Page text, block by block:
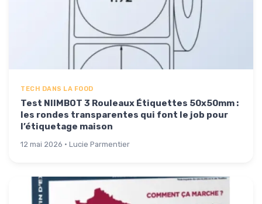
TECH DANS LA FOOD
Test NIIMBOT 3 Rouleaux Étiquettes 50x50mm :
les rondes transparentes qui font le job pour
l’étiquetage maison
12 mai 2026 · Lucie Parmentier